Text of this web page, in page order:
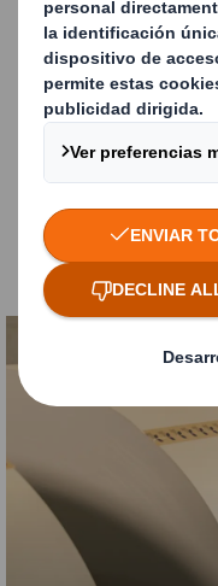
Entendiendo las
proporcionando
calidad, estamos
embalaje.
Estamos
consumidores